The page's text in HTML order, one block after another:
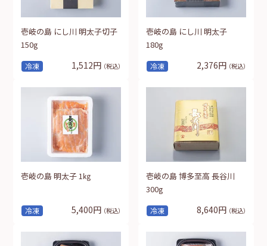
冷凍
壱岐の島 にし川 明太子切子
150g
1,512円 （税込） 冷凍
壱岐の島 にし川 明太子
180g
2,376円 （税込）
冷凍
壱岐の島 明太子 1㎏
5,400円 （税込） 冷凍
壱岐の島 博多至高 長谷川
300g
8,640円 （税込）